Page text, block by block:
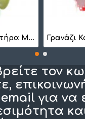
Τροχαλία Τεντωτήρα Μικρή BS 1022
τον
για να